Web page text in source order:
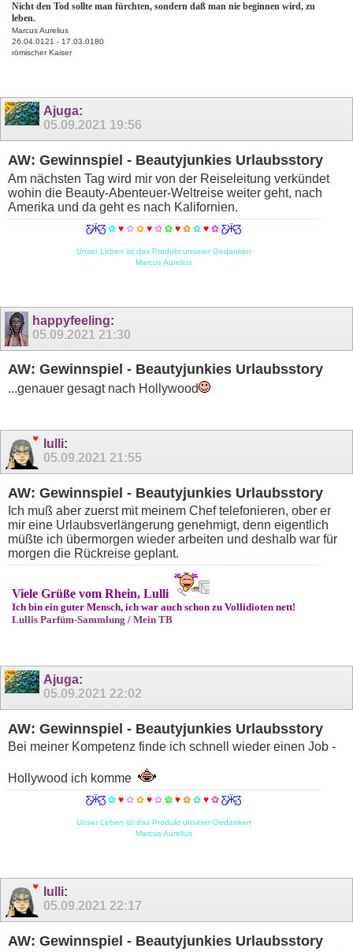
Nicht den Tod sollte man fürchten, sondern daß man nie beginnen wird, zu
leben.
Marcus Aurelius
26.04.0121 - 17.03.0180
römischer Kaiser
Ajuga:
05.09.2021 19:56
AW: Gewinnspiel - Beautyjunkies Urlaubsstory
Am nächsten Tag wird mir von der Reiseleitung verkündet
wohin die Beauty-Abenteuer-Weltreise weiter geht, nach
Amerika und da geht es nach Kalifornien.
Ƹ̵̡Ӝ̵̨̄Ʒ ✿♥✿ ✿ ♥✿✿♥✿✿♥✿Ƹ̵̡Ӝ̵̨̄Ʒ
Unser Leben ist das Produkt unserer Gedanken
Marcus Aurelius
happyfeeling:
05.09.2021 21:30
AW: Gewinnspiel - Beautyjunkies Urlaubsstory
...genauer gesagt nach Hollywood
lulli:
05.09.2021 21:55
AW: Gewinnspiel - Beautyjunkies Urlaubsstory
Ich muß aber zuerst mit meinem Chef telefonieren, ober er
mir eine Urlaubsverlängerung genehmigt, denn eigentlich
müßte ich übermorgen wieder arbeiten und deshalb war für
morgen die Rückreise geplant.
Viele Grüße vom Rhein, Lulli
Ich bin ein guter Mensch, ich war auch schon zu Vollidioten nett!
Lullis Parfüm-Sammlung / Mein TB
Ajuga:
05.09.2021 22:02
AW: Gewinnspiel - Beautyjunkies Urlaubsstory
Bei meiner Kompetenz finde ich schnell wieder einen Job -
Hollywood ich komme
Ƹ̵̡Ӝ̵̨̄Ʒ ✿♥✿ ✿ ♥✿✿♥✿✿♥✿Ƹ̵̡Ӝ̵̨̄Ʒ
Unser Leben ist das Produkt unserer Gedanken
Marcus Aurelius
lulli:
05.09.2021 22:17
AW: Gewinnspiel - Beautyjunkies Urlaubsstory